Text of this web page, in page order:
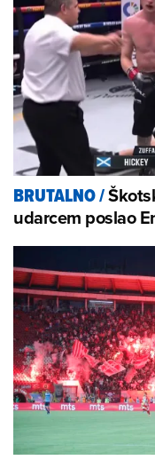
BRUTALNO/
udarcem poslao